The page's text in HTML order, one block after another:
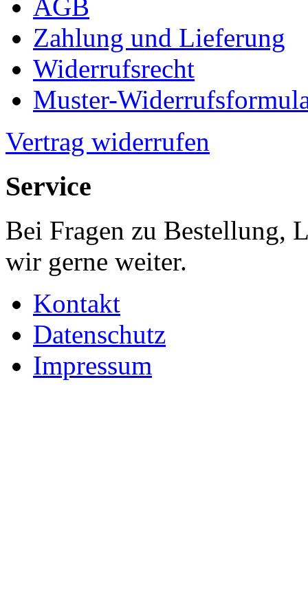
AGB
Zahlung und Lieferung
Widerrufsrecht
Muster-
Vertrag widerrufen
Service
Bei Fragen zu Bestellung,
wir gerne weiter.
Kontakt
Datenschutz
Impressum